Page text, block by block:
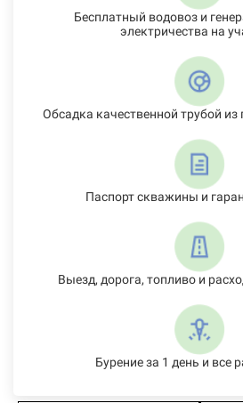
Бесплатный водовоз и
электричества на
Обсадка качественной трубой
Паспорт скважины и
Выезд, дорога, топливо и
Бурение за 1 день и все